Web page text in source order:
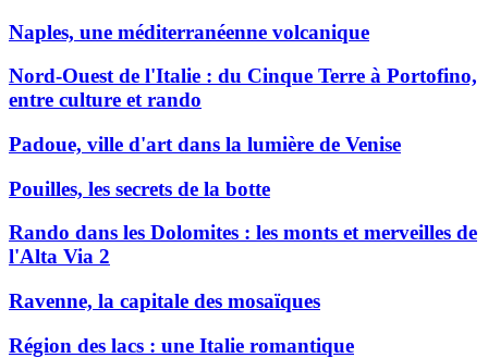
Naples, une méditerranéenne volcanique
Nord-Ouest de l'Italie : du Cinque Terre à Portofino,
entre culture et rando
Padoue, ville d'art dans la lumière de Venise
Pouilles, les secrets de la botte
Rando dans les Dolomites : les monts et merveilles de
l'Alta Via 2
Ravenne, la capitale des mosaïques
Région des lacs : une Italie romantique